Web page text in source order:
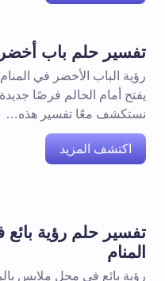
تفسير حلم باب أخضر
رؤية الباب الأخضر في
يفتح أمام الحالم فرصًا
نستكشف معًا تفسير هذه…
اكتشف المزيد
تفسير حلم رؤية
المنام
رؤية بائع في محل ملابس